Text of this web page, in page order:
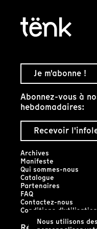
Nous utilisons des
Je m'abonne !
Abonnez-vous à
hebdomadaires:
Recevoir
Archives
Manifeste
Qui sommes-nous
Catalogue
Partenaires
FAQ
Contactez-nous
Conditions d'utilisation